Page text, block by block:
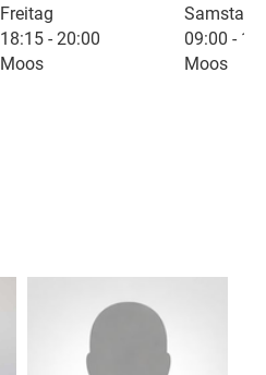
Freitag
Samstag
18:15 - 20:00
09:00 -
Moos Moos